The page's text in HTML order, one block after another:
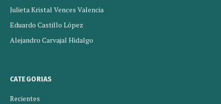
Julieta Kristal Vences Valencia
Eduardo Castillo López
Alejandro Carvajal Hidalgo
CATEGORIAS
Recientes